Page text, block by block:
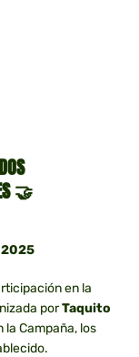
🤝
en la
porTaquito
la Campaña, los